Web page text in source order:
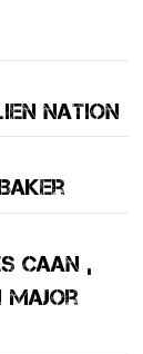
Nation
Caan ,
Major